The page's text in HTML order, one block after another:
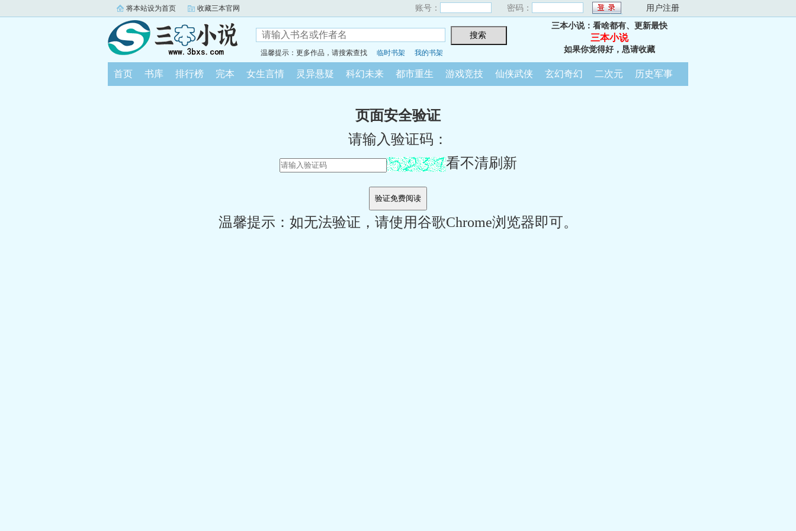
将本站设为首页 收藏三本官网 账号： 密码： 用户注册
温馨提示：更多作品，请搜索查找 临时书架 我的书架
三本小说：看啥都有、更新最快
三本小说
如果你觉得好，恳请收藏
首页 书库 排行榜 完本 女生言情 灵异悬疑 科幻未来 都市重生 游戏竞技 仙侠武侠 玄幻奇幻 二次元 历史军事
页面安全验证
请输入验证码：
看不清刷新
温馨提示：如无法验证，请使用谷歌Chrome浏览器即可。